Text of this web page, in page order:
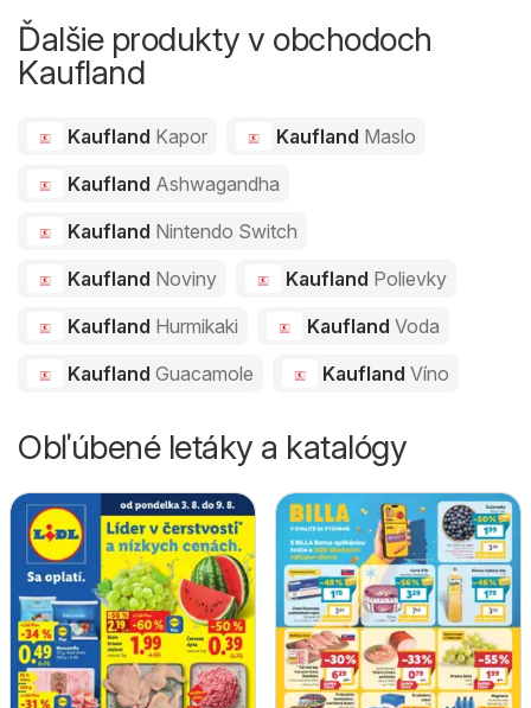
Ďalšie produkty v obchodoch
Kaufland
Kaufland Kapor Kaufland Maslo
Kaufland Ashwagandha
Kaufland Nintendo Switch
Kaufland Noviny Kaufland Polievky
Kaufland Hurmikaki Kaufland Voda
Kaufland Guacamole Kaufland Víno
Obľúbené letáky a katalógy